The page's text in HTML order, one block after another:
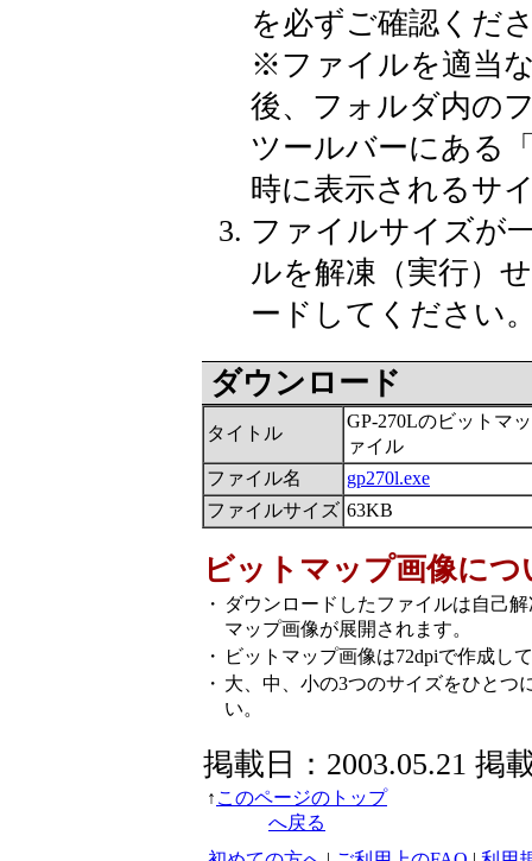
を必ずご確認くだ
※ファイルを適当
後、フォルダ内の
ツールバーにある
時に表示されるサ
ファイルサイズが
ルを解凍（実行）
ードしてください
ダウンロード
タイトル
GP-270Lのビットマ
ァイル
ファイル名
gp270l.exe
ファイルサイズ 63KB
ビットマップ画像につ
・ ダウンロードしたファイルは自己
マップ画像が展開されます。
・
ビットマップ画像は72dpiで作成し
・ 大、中、小の3つのサイズをひとつ
い。
掲載日：2003.05.21 掲
↑ このページのトップ
へ戻る